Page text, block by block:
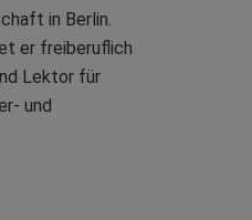
in Berlin.
er freiberuflich
Lektor für
und